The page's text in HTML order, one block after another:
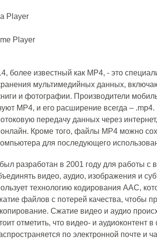
Player
Player
более известный как MP4, - это
мультимедийных данных,
и фотографии. Производители
MP4, и его расширение всегда –
передачу данных через
Кроме того, файлы MP4 можно
для последующего
разработан в 2001 году для работы с
видео, аудио, изображения и
технологию кодирования AAC,
файлов с потерей качества, чтобы
Сжатие видео и аудио
отметить, что видео- и аудиоконтент
по электронной почте и